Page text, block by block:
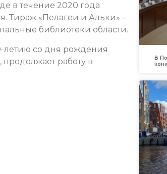
в течение 2020 года
Тираж «Пелагеи и Альки» –
библиотеки области.
летию со дня рождения
работу в
В